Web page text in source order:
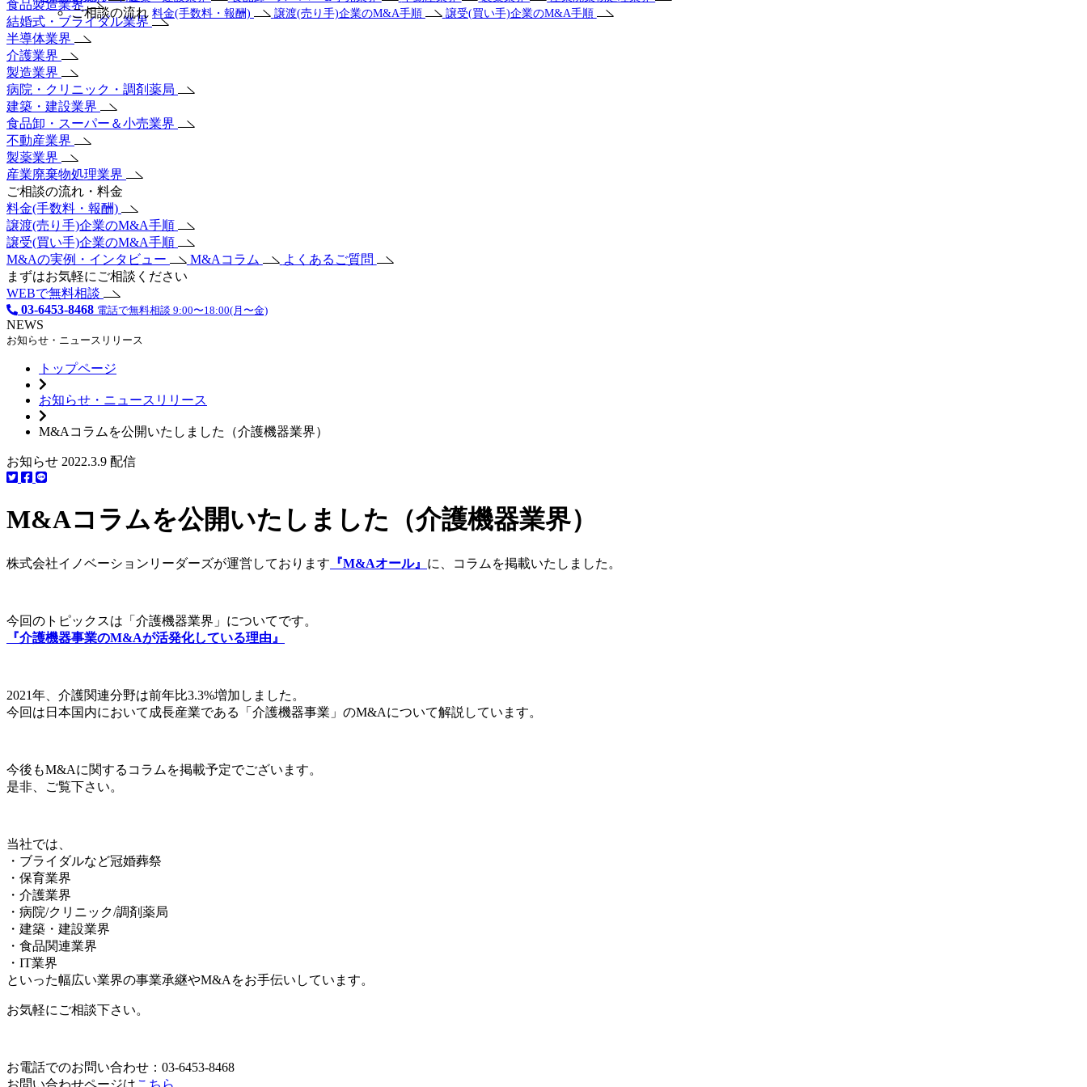
ご相談の流れ 料金(手数料・報酬) 譲渡(売り手)企業のM&A手順 譲受(買い手)企業のM&A手順
食品製造業界
結婚式・ブライダル業界
半導体業界
介護業界
製造業界
病院・クリニック・調剤薬局
建築・建設業界
食品卸・スーパー＆小売業界
不動産業界
製薬業界
産業廃棄物処理業界
ご相談の流れ・料金
料金(手数料・報酬)
譲渡(売り手)企業のM&A手順
譲受(買い手)企業のM&A手順
M&Aの実例・インタビュー
M&Aコラム
よくあるご質問
まずはお気軽にご相談ください
WEBで無料相談
03-6453-8468 電話で無料相談 9:00〜18:00(月〜金)
NEWS
お知らせ・ニュースリリース
トップページ
お知らせ・ニュースリリース
M&Aコラムを公開いたしました（介護機器業界）
お知らせ 2022.3.9 配信
M&Aコラムを公開いたしました（介護機器業界）
株式会社イノベーションリーダーズが運営しております 『M&Aオール』 に、コラムを掲載いたしました。
今回のトピックスは「介護機器業界」についてです。
『介護機器事業のM&Aが活発化している理由』
2021年、介護関連分野は前年比3.3%増加しました。
今回は日本国内において成長産業である「介護機器事業」のM&Aについて解説しています。
今後もM&Aに関するコラムを掲載予定でございます。
是非、ご覧下さい。
当社では、
・ブライダルなど冠婚葬祭
・保育業界
・介護業界
・病院/クリニック/調剤薬局
・建築・建設業界
・食品関連業界
・IT業界
といった幅広い業界の事業承継やM&Aをお手伝いしています。
お気軽にご相談下さい。
お電話でのお問い合わせ：03-6453-8468
お問い合わせページはこちら